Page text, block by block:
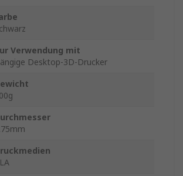
Verwendung mit
Desktop-3D-Drucker